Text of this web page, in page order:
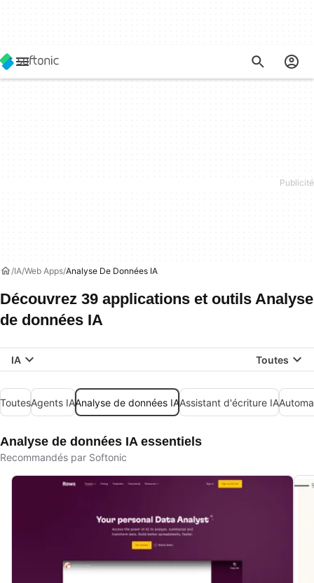
IA Web Apps Analyse De Données IA
Découvrez 39 applications et outils Analyse
de données IA
IA Toutes
ToutesAgents IAAnalyse de données IAAssistant d'écriture IA
Analyse de données IA essentiels
Recommandés par Softonic